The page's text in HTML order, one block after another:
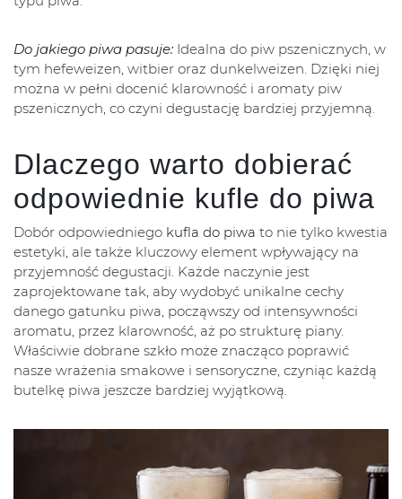
Do jakiego piwa pasuje: Idealna do piw pszenicznych, w
tym hefeweizen, witbier oraz dunkelweizen. Dzięki niej
można w pełni docenić klarowność i aromaty piw
pszenicznych, co czyni degustację bardziej przyjemną.
Dlaczego warto dobierać
odpowiednie kufle do piwa
Dobór odpowiedniego kufla do piwa to nie tylko kwestia
estetyki, ale także kluczowy element wpływający na
przyjemność degustacji. Każde naczynie jest
zaprojektowane tak, aby wydobyć unikalne cechy
danego gatunku piwa, począwszy od intensywności
aromatu, przez klarowność, aż po strukturę piany.
Właściwie dobrane szkło może znacząco poprawić
nasze wrażenia smakowe i sensoryczne, czyniąc każdą
butelkę piwa jeszcze bardziej wyjątkową.